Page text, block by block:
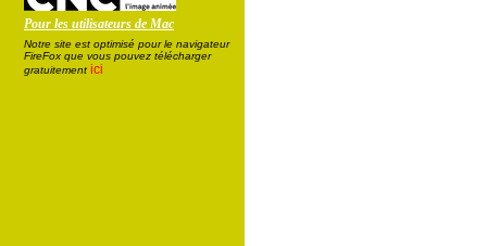
Pour les utilisateurs de Mac
Notre site est optimisé pour le navigateur
FireFox que vous pouvez télécharger
gratuitement ici